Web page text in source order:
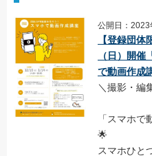
公開日：2023
【登録団
（日）開
で動画作成
＼撮影・編
「スマホ
🌟
スマホひと